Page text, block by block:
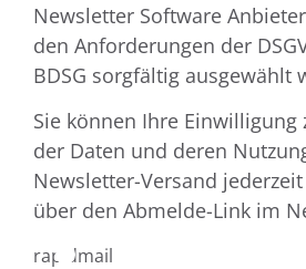
Newsletter Software
den Anforderungen der
BDSG sorgfältig ausgewählt
Sie können Ihre Einwilligung
der Daten und deren
Newsletter-Versand
über den Abmelde-Link im
rapidmail